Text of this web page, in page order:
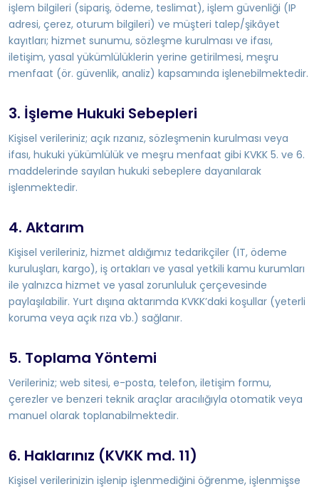
işlem bilgileri (sipariş, ödeme, teslimat), işlem güvenliği (IP
adresi, çerez, oturum bilgileri) ve müşteri talep/şikâyet
kayıtları; hizmet sunumu, sözleşme kurulması ve ifası,
iletişim, yasal yükümlülüklerin yerine getirilmesi, meşru
menfaat (ör. güvenlik, analiz) kapsamında işlenebilmektedir.
3. İşleme Hukuki Sebepleri
Kişisel verileriniz; açık rızanız, sözleşmenin kurulması veya
ifası, hukuki yükümlülük ve meşru menfaat gibi KVKK 5. ve 6.
maddelerinde sayılan hukuki sebeplere dayanılarak
işlenmektedir.
4. Aktarım
Kişisel verileriniz, hizmet aldığımız tedarikçiler (IT, ödeme
kuruluşları, kargo), iş ortakları ve yasal yetkili kamu kurumları
ile yalnızca hizmet ve yasal zorunluluk çerçevesinde
paylaşılabilir. Yurt dışına aktarımda KVKK’daki koşullar (yeterli
koruma veya açık rıza vb.) sağlanır.
5. Toplama Yöntemi
Verileriniz; web sitesi, e-posta, telefon, iletişim formu,
çerezler ve benzeri teknik araçlar aracılığıyla otomatik veya
manuel olarak toplanabilmektedir.
6. Haklarınız (KVKK md. 11)
Kişisel verilerinizin işlenip işlenmediğini öğrenme, işlenmişse